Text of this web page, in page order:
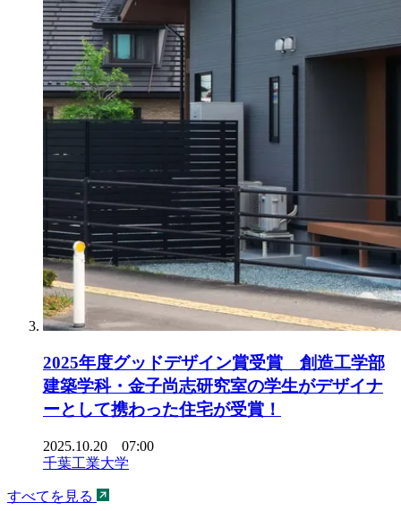
2025年度グッドデザイン賞受賞 創造工学部
建築学科・金子尚志研究室の学生がデザイナ
ーとして携わった住宅が受賞！
2025.10.20 07:00
千葉工業大学
すべてを見る